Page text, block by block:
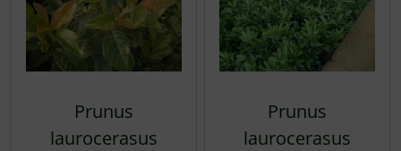
Prunus
laurocerasus
Prunus
laurocerasus